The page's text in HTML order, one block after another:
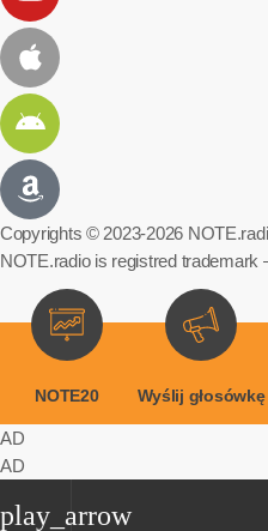
play_arrow
Copyrights © 2023-2026
NOTE.radio is registred trademark
NOTE20 Wyślij głosówkę
AD
AD